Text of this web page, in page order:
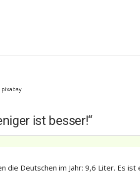
ist besser!“
die Deutschen im Jahr: 9,6 Liter. Es ist